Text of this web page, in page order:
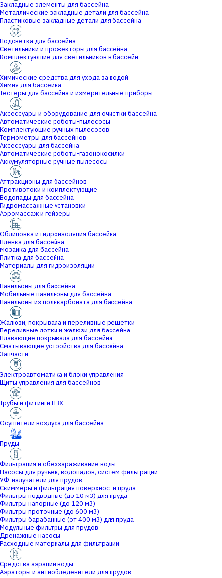
Закладные элементы для бассейна
Металлические закладные детали для бассейна
Пластиковые закладные детали для бассейна
Подсветка для бассейна
Светильники и прожекторы для бассейна
Комплектующие для светильников в бассейн
Химические средства для ухода за водой
Химия для бассейна
Тестеры для бассейна и измерительные приборы
Аксессуары и оборудование для очистки бассейна
Автоматические роботы-пылесосы
Комплектующие ручных пылесосов
Термометры для бассейнов
Аксессуары для бассейна
Автоматические роботы-газонокосилки
Аккумуляторные ручные пылесосы
Аттракционы для бассейнов
Противотоки и комплектующие
Водопады для бассейна
Гидромассажные установки
Аэромассаж и гейзеры
Облицовка и гидроизоляция бассейна
Пленка для бассейна
Мозаика для бассейна
Плитка для бассейна
Материалы для гидроизоляции
Павильоны для бассейна
Мобильные павильоны для бассейна
Павильоны из поликарбоната для бассейна
Жалюзи, покрывала и переливные решетки
Переливные лотки и жалюзи для бассейна
Плавающие покрывала для бассейна
Сматывающие устройства для бассейна
Запчасти
Электроавтоматика и блоки управления
Щиты управления для бассейнов
Трубы и фитинги ПВХ
Осушители воздуха для бассейна
Пруды
Фильтрация и обеззараживание воды
Насосы для ручьев, водопадов, систем фильтрации
УФ-излучатели для прудов
Скиммеры и фильтрация поверхности пруда
Фильтры подводные (до 10 м3) для пруда
Фильтры напорные (до 120 м3)
Фильтры проточные (до 600 м3)
Фильтры барабанные (от 400 м3) для пруда
Модульные фильтры для прудов
Дренажные насосы
Расходные материалы для фильтрации
Средства аэрации воды
Аэраторы и антиобледенители для прудов